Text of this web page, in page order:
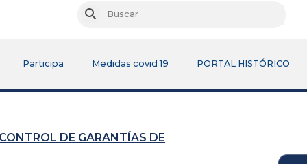
Buscar
Participa Medidas covid 19 PORTAL HISTÓRICO
DE GARANTÍAS DE